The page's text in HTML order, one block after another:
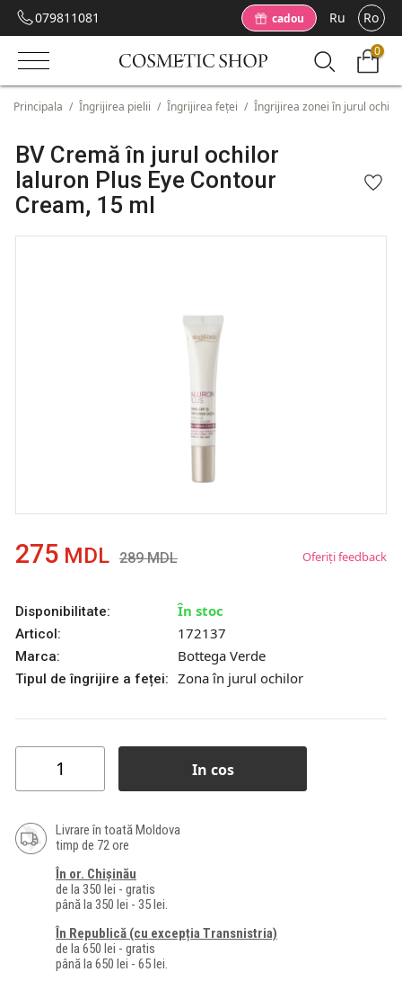
079811081 cadou Ru Ro
0
Principala / Îngrijirea pielii / Îngrijirea feței / Îngrijirea zonei în jurul ochilor
BV Сremă în jurul ochilor
Ialuron Plus Eye Contour
Cream, 15 ml
275 MDL 289MDL Oferiți feedback
Disponibilitate: În stoc
Articol: 172137
Marca: Bottega Verde
Tipul de îngrijire a feței: Zona în jurul ochilor
In cos
Livrare în toată Moldova
timp de 72 ore
În or. Chișinău
de la 350 lei - gratis
până la 350 lei - 35 lei.
În Republică (cu excepția Transnistria)
de la 650 lei - gratis
până la 650 lei - 65 lei.